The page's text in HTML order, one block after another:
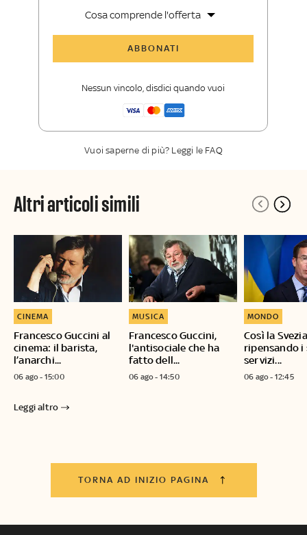
Cosa comprende l'offerta
ABBONATI
Nessun vincolo, disdici quando vuoi
Vuoi saperne di più? Leggi le FAQ
Altri articoli simili
Francesco Guccini al
cinema: il barista,
l’anarchi...
CINEMA
06 ago - 15:00
Francesco Guccini,
l'antisociale che ha
fatto dell...
MUSICA
06 ago - 14:50
Così la
ripensando i
servizi...
MONDO
06 ago - 12:45
Leggi altro
TORNA AD INIZIO PAGINA